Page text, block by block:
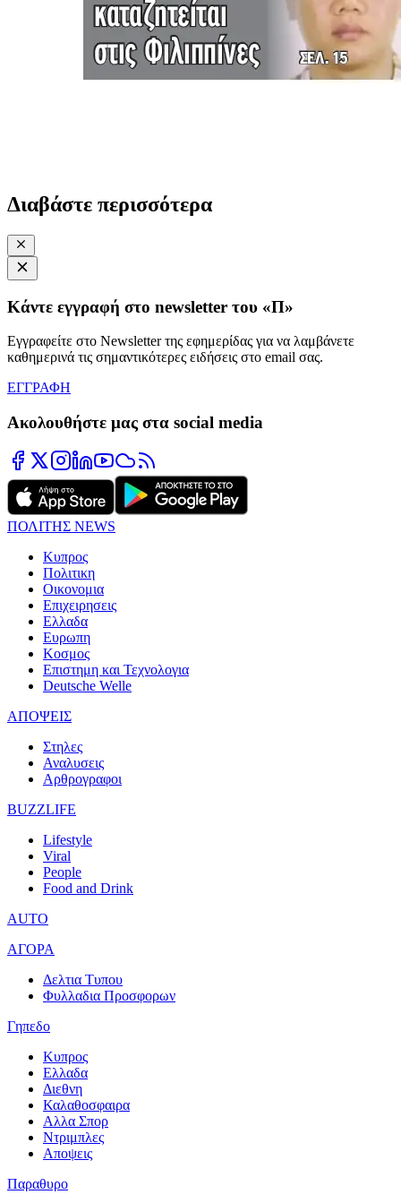
Διαβάστε περισσότερα
Κάντε εγγραφή στο newsletter του «Π»
Εγγραφείτε στο Newsletter της εφημερίδας για να λαμβάνετε
καθημερινά τις σημαντικότερες ειδήσεις στο email σας.
ΕΓΓΡΑΦΗ
Ακολουθήστε μας στα social media
ΠΟΛΙΤΗΣ NEWS
Κυπρος
Πολιτικη
Οικονομια
Επιχειρησεις
Ελλαδα
Ευρωπη
Κοσμος
Επιστημη και Τεχνολογια
Deutsche Welle
ΑΠΟΨΕΙΣ
Στηλες
Αναλυσεις
Αρθρογραφοι
BUZZLIFE
Lifestyle
Viral
People
Food and Drink
AUTO
ΑΓΟΡΑ
Δελτια Τυπου
Φυλλαδια Προσφορων
Γηπεδο
Κυπρος
Ελλαδα
Διεθνη
Καλαθοσφαιρα
Αλλα Σπορ
Ντριμπλες
Αποψεις
Παραθυρο